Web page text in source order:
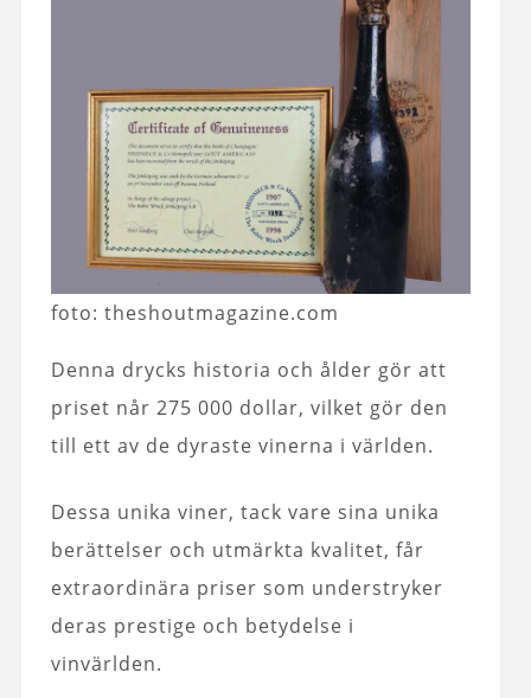
foto: theshoutmagazine.com
Denna drycks historia och ålder gör att
priset når 275 000 dollar, vilket gör den
till ett av de dyraste vinerna i världen.
Dessa unika viner, tack vare sina unika
berättelser och utmärkta kvalitet, får
extraordinära priser som understryker
deras prestige och betydelse i
vinvärlden.